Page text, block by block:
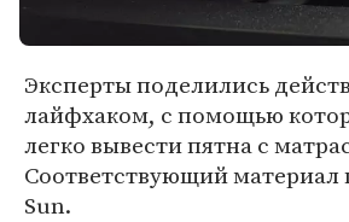
Эксперты поделились
лайфхаком, с помощью
легко вывести пятна с
Соответствующий материал
Sun.